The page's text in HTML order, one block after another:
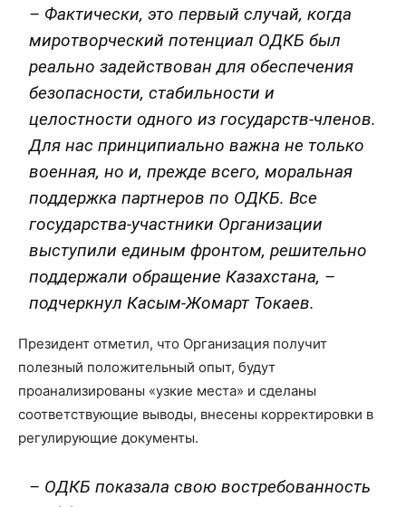
– Фактически, это первый случай, когда
миротворческий потенциал ОДКБ был
реально задействован для обеспечения
безопасности, стабильности и
целостности одного из государств-членов.
Для нас принципиально важна не только
военная, но и, прежде всего, моральная
поддержка партнеров по ОДКБ. Все
государства-участники Организации
выступили единым фронтом, решительно
поддержали обращение Казахстана, –
подчеркнул Касым-Жомарт Токаев.
Президент отметил, что Организация получит
полезный положительный опыт, будут
проанализированы «узкие места» и сделаны
соответствующие выводы, внесены корректировки в
регулирующие документы.
– ОДКБ показала свою востребованность